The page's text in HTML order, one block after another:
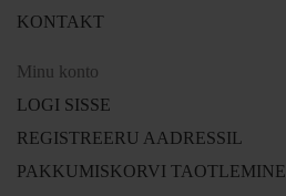
KONTAKT
Minu konto
LOGI SISSE
REGISTREERU AADRESSIL
PAKKUMISKORVI TAOTLEMINE